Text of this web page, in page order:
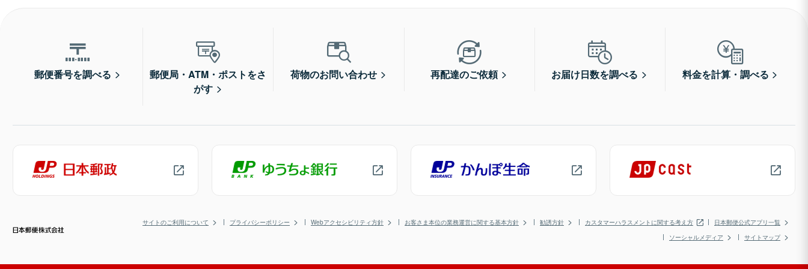
郵便番号を調べる
郵便局・ATM・ポストをさ
がす
荷物のお問い合わせ 再配達のご依頼 お届け日数を調べる 料金を計算・調べる
サイトのご利用について プライバシーポリシー Webアクセシビリティ方針 お客さま本位の業務運営に関する基本方針 勧誘方針 カスタマーハラスメントに関する考え方
日本郵便公式アプリ一覧
ソーシャルメディア
サイトマップ